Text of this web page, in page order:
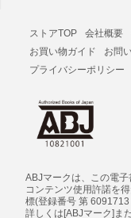
ストアTOP 会社概要
お買い物ガイド
お問
プライバシーポリシー
ABJマークは、この電
コンテンツ使用許諾を
標(登録番号 第 6091713
詳しくは[ABJマーク]ま